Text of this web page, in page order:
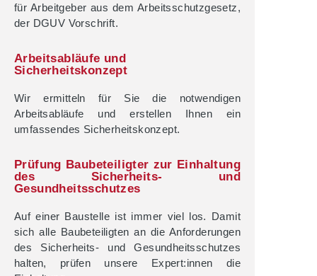
für Arbeitgeber aus dem Arbeitsschutzgesetz,
der DGUV Vorschrift.
Arbeitsabläufe und
Sicherheitskonzept
Wir ermitteln für Sie die notwendigen
Arbeitsabläufe und erstellen Ihnen ein
umfassendes Sicherheitskonzept.
Prüfung Baubeteiligter zur Einhaltung
des Sicherheits- und
Gesundheitsschutzes
Auf einer Baustelle ist immer viel los. Damit
sich alle Baubeteiligten an die Anforderungen
des Sicherheits- und Gesundheitsschutzes
halten, prüfen unsere Expert:innen die